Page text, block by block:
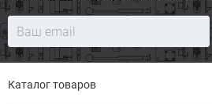
Каталог товаров